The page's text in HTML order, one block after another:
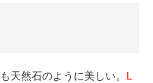
天然石のように美しい。 L